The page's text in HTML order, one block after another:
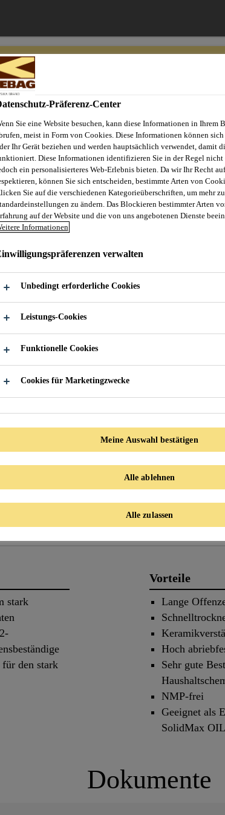
Verbrauchsrechner Schulungen Tipps und
1K/2K 20
1K/2K
Parkettversiegelung zur 1- oder 2-
stark
den stark
Vorteile
Lange
Hoch
Sehr gute
NMP-frei
Geeignet als
SolidMax
Dokumente
Präferenz-Center
Sie eine Website besuchen, kann diese Informationen in Ihrem
meist in Form von Cookies. Diese Informationen können sich
Ihr Gerät beziehen und werden hauptsächlich verwendet, damit
Diese Informationen identifizieren Sie in der Regel
ein personalisierteres Web-Erlebnis bieten. Da wir Ihr Recht
können Sie sich entscheiden, bestimmte Arten von
Sie auf die verschiedenen Kategorieüberschriften, um mehr
zu ändern. Das Blockieren bestimmter Arten
auf der Website und die von uns angebotenen Dienste
Informationen
verwalten
Unbedingt erforderliche Cookies
Leistungs-Cookies
Funktionelle Cookies
Cookies für Marketingzwecke
Meine Auswahl bestätigen
Alle ablehnen
Alle zulassen